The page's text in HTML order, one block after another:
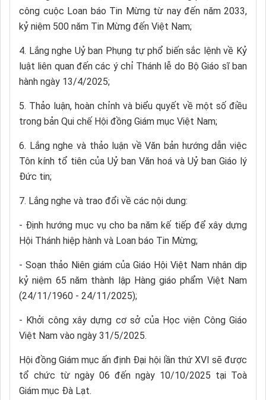
công cuộc Loan báo Tin Mừng từ nay đến năm 2033,
kỷ niệm 500 năm Tin Mừng đến Việt Nam;
4. Lắng nghe Uỷ ban Phụng tự phổ biến sắc lệnh về Kỷ
luật liên quan đến các ý chỉ Thánh lễ do Bộ Giáo sĩ ban
hành ngày 13/4/2025;
5. Thảo luận, hoàn chỉnh và biểu quyết về một số điều
trong bản Qui chế Hội đồng Giám mục Việt Nam;
6. Lắng nghe và thảo luận về Văn bản hướng dẫn việc
Tôn kính tổ tiên của Uỷ ban Văn hoá và Uỷ ban Giáo lý
Đức tin;
7. Lắng nghe và trao đổi về các nội dung:
- Định hướng mục vụ cho ba năm kế tiếp để xây dựng
Hội Thánh hiệp hành và Loan báo Tin Mừng;
- Soạn thảo Niên giám của Giáo Hội Việt Nam nhân dịp
kỷ niệm 65 năm thành lập Hàng giáo phẩm Việt Nam
(24/11/1960 - 24/11/2025);
- Khởi công xây dựng cơ sở của Học viện Công Giáo
Việt Nam vào ngày 31/5/2025.
Hội đồng Giám mục ấn định Đại hội lần thứ XVI sẽ được
tổ chức từ ngày 06 đến ngày 10/10/2025 tại Toà
Giám mục Đà Lạt.